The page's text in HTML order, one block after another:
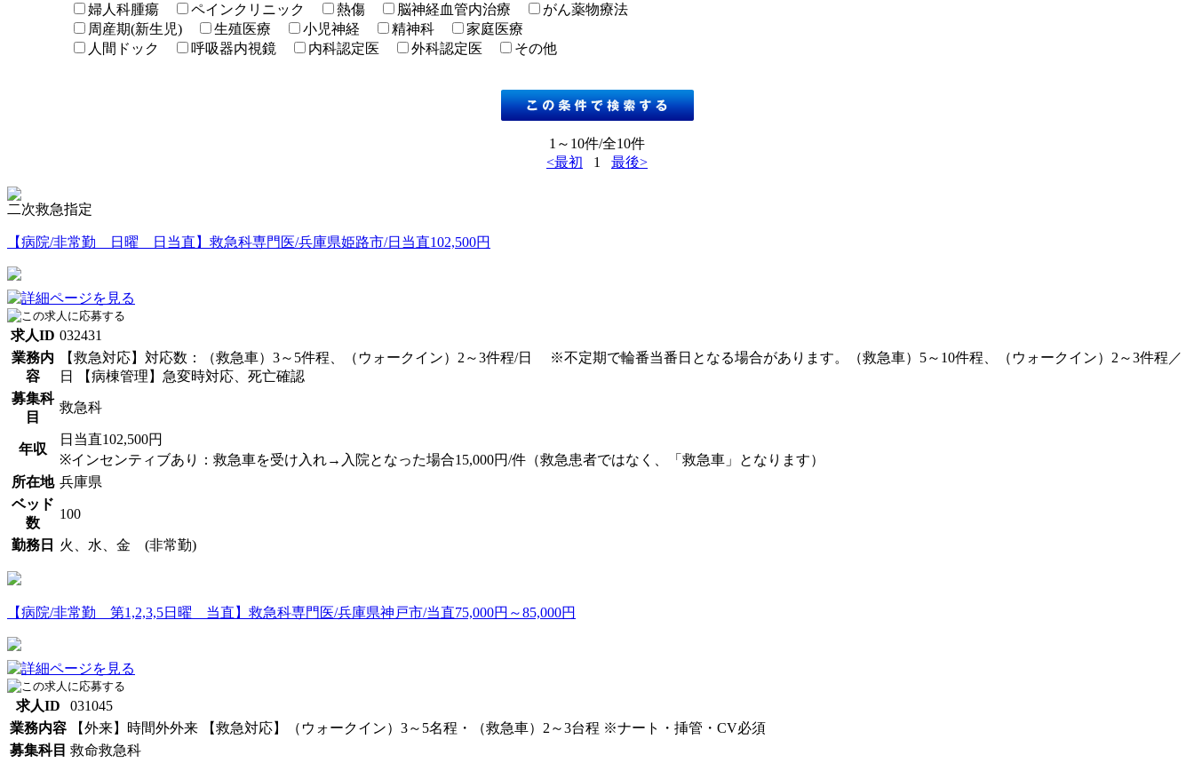
婦人科腫瘍
ペインクリニック 熱傷 脳神経血管内治療
がん薬物療法
周産期(新生児)
生殖医療 小児神経 精神科
家庭医療
人間ドック
呼吸器内視鏡 内科認定医 外科認定医 その他
1～10件/全10件
<最初
1 最後>
二次救急指定
【病院/非常勤 日曜 日当直】救急科専門医/兵庫県姫路市/日当直102,500円
求人ID 032431
業務内
容
【救急対応】対応数：（救急車）3～5件程、（ウォークイン）2～3件程/日 ※不定期で輪番当番日となる場合があります。（救急車）5～10件程、（ウォークイン）2～3件程／
日 【病棟管理】急変時対応、死亡確認
募集科
目
救急科
年収
日当直102,500円
※インセンティブあり：救急車を受け入れ→入院となった場合15,000円/件（救急患者ではなく、「救急車」となります）
所在地 兵庫県
ベッド
数
100
勤務日 火、水、金 (非常勤)
【病院/非常勤 第1,2,3,5日曜 当直】救急科専門医/兵庫県神戸市/当直75,000円～85,000円
求人ID
031045
業務内容
【外来】時間外外来 【救急対応】（ウォークイン）3～5名程・（救急車）2～3台程 ※ナート・挿管・CV必須
募集科目 救命救急科